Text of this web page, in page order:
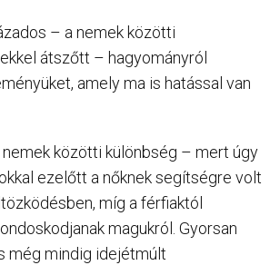
– a nemek közötti
átszőtt – hagyományról
amely ma is hatással van
nemek közötti különbség – mert úgy
ezelőtt a nőknek segítségre volt
míg a férfiaktól
magukról. Gyorsan
még mindig idejétmúlt